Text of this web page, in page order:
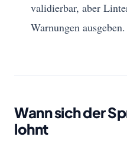
validierbar, aber
Warnungen ausgeben.
Wann sich der
lohnt